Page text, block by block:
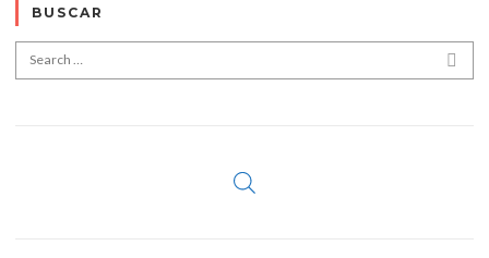
BUSCAR
Search for: